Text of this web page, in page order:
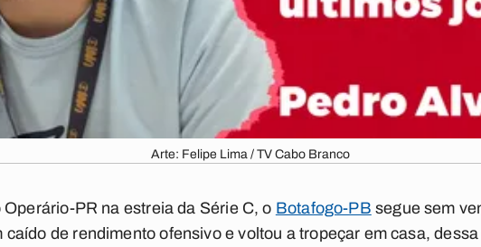
Arte: Felipe Lima / TV Cabo Branco
PR na estreia da Série C, o Botafogo-PB segue sem
de rendimento ofensivo e voltou a tropeçar em casa,